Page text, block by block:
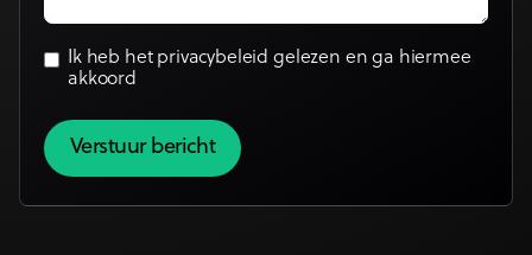
Ik heb het privacybeleid gelezen en ga hiermee
akkoord